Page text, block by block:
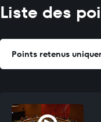
Liste des
Points retenus